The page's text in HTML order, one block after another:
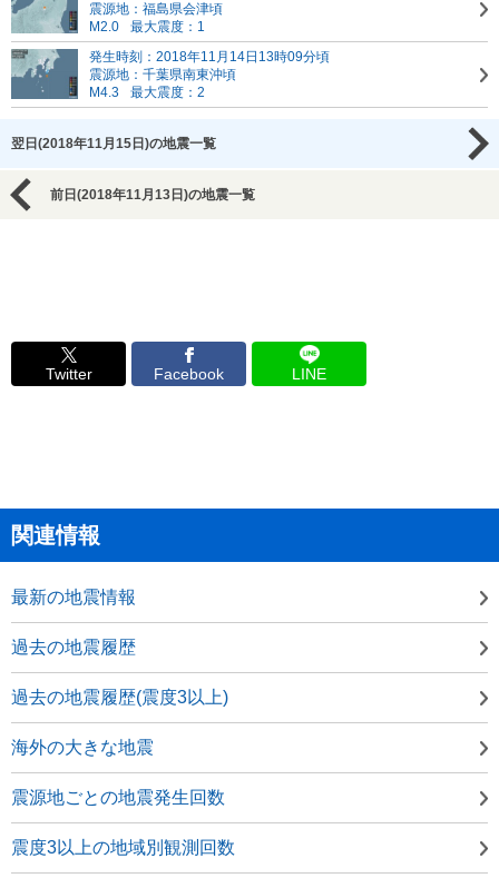
震源地：福島県会津頃
M2.0
最大震度：1
発生時刻：2018年11月14日13時09分頃
震源地：千葉県南東沖頃
M4.3
最大震度：2
翌日(2018年11月15日)の地震一覧
前日(2018年11月13日)の地震一覧
Twitter Facebook LINE
関連情報
最新の地震情報
過去の地震履歴
過去の地震履歴(震度3以上)
海外の大きな地震
震源地ごとの地震発生回数
震度3以上の地域別観測回数